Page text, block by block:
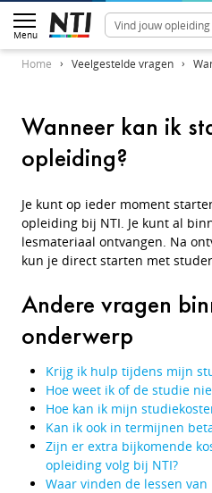
Menu
Home Veelgestelde vragen
Wanneer kan ik
opleiding?
Je kunt op ieder moment
opleiding bij NTI. Je kunt al
lesmateriaal ontvangen. Na
kun je direct starten met
Andere vragen
onderwerp
Krijg ik hulp tijdens mijn
Hoe weet ik of de studie
Hoe kan ik mijn
Kan ik ook in termijnen
Zijn er extra bijkomende
opleiding volg bij NTI?
Waar vinden de lessen van